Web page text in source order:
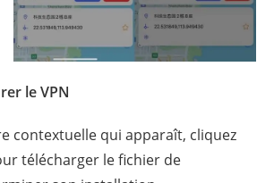
le VPN
contextuelle qui apparaît, cliquez
télécharger le fichier de